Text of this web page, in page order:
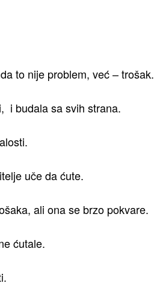
to nije problem, već – trošak.
i budala sa svih strana.
uče da ćute.
ali ona se brzo pokvare.
ćutale.